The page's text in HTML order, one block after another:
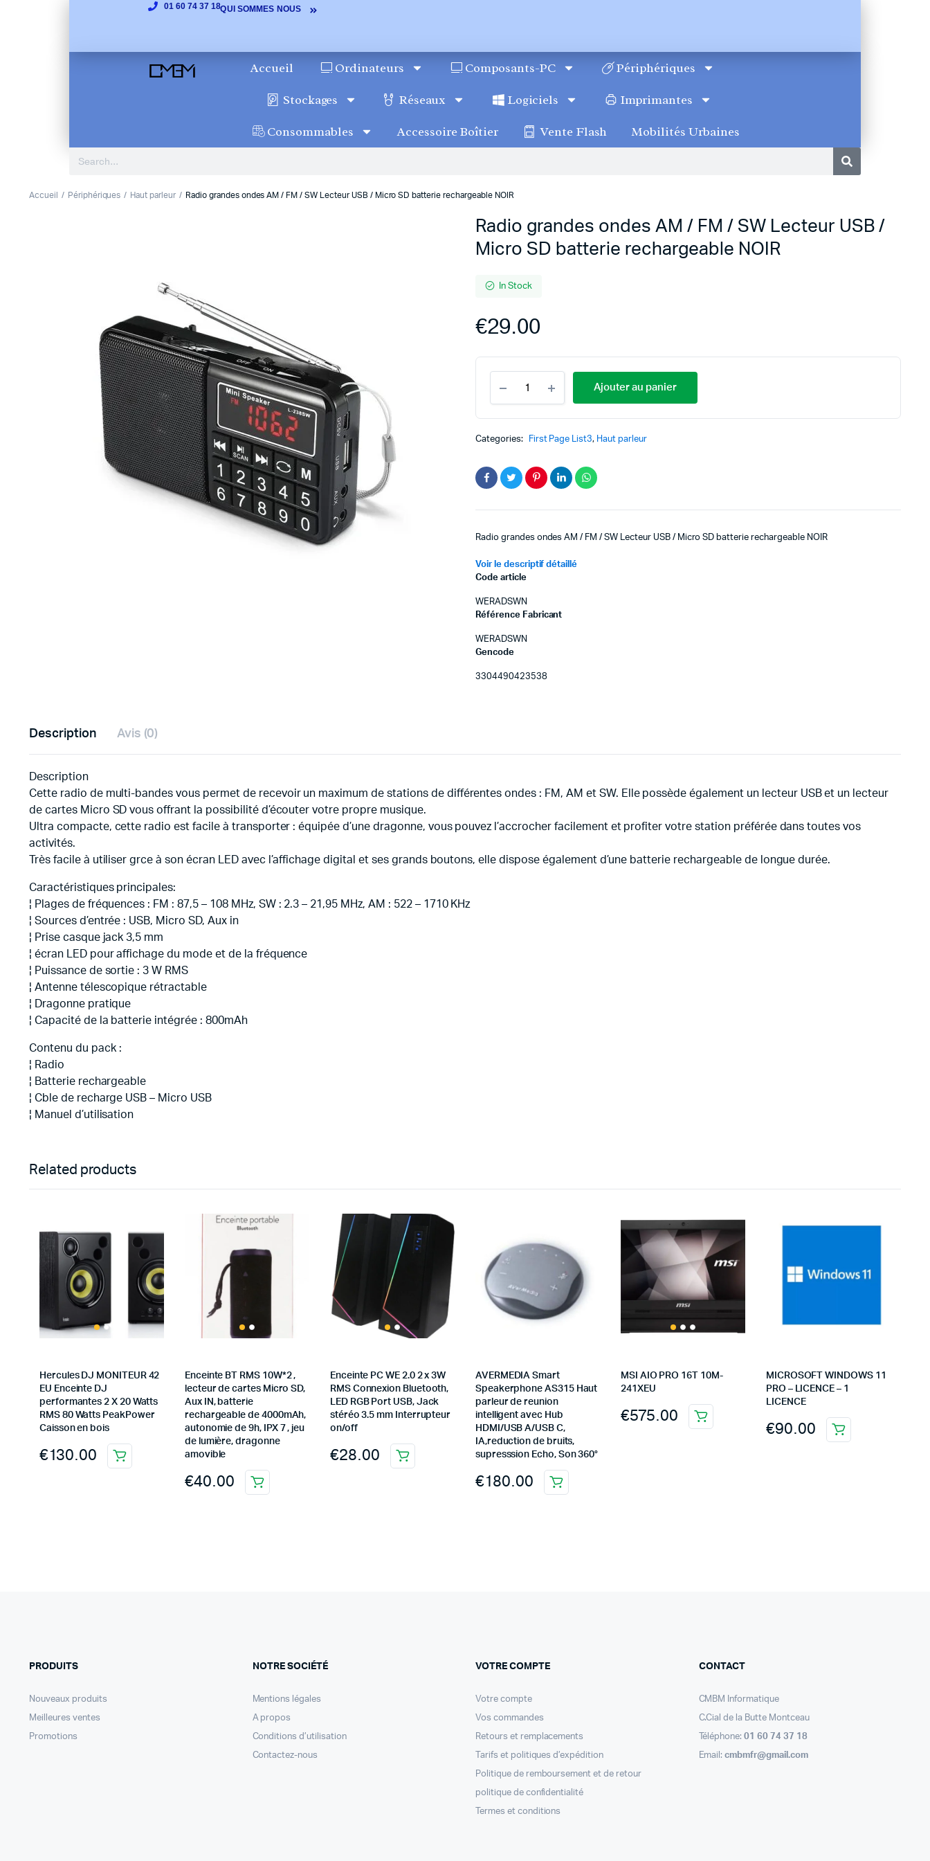
01 60 74 37 18QUI SOMMES NOUS
Accueil Ordinateurs Composants-PC Périphériques
Stockages Réseaux Logiciels Imprimantes
Consommables Accessoire Boîtier Vente Flash Mobilités Urbaines
Accueil Périphériques Haut parleur Radio grandes ondes AM / FM / SW Lecteur USB / Micro SD batterie rechargeable NOIR
Radio grandes ondes AM / FM / SW Lecteur USB /
Micro SD batterie rechargeable NOIR
In Stock
€29.00
Ajouter au panier
Categories: First Page List3, Haut parleur
Radio grandes ondes AM / FM / SW Lecteur USB / Micro SD batterie rechargeable NOIR
Voir le descriptif détaillé
Code article
WERADSWN
Référence Fabricant
WERADSWN
Gencode
3304490423538
Description Avis (0)
Description
Cette radio de multi-bandes vous permet de recevoir un maximum de stations de différentes ondes : FM, AM et SW. Elle possède également un lecteur USB et un lecteur
de cartes Micro SD vous offrant la possibilité d’écouter votre propre musique.
Ultra compacte, cette radio est facile à transporter : équipée d’une dragonne, vous pouvez l’accrocher facilement et profiter votre station préférée dans toutes vos
activités.
Très facile à utiliser grce à son écran LED avec l’affichage digital et ses grands boutons, elle dispose également d’une batterie rechargeable de longue durée.
Caractéristiques principales:
¦ Plages de fréquences : FM : 87,5 – 108 MHz, SW : 2.3 – 21,95 MHz, AM : 522 – 1710 KHz
¦ Sources d’entrée : USB, Micro SD, Aux in
¦ Prise casque jack 3,5 mm
¦ écran LED pour affichage du mode et de la fréquence
¦ Puissance de sortie : 3 W RMS
¦ Antenne télescopique rétractable
¦ Dragonne pratique
¦ Capacité de la batterie intégrée : 800mAh
Contenu du pack :
¦ Radio
¦ Batterie rechargeable
¦ Cble de recharge USB – Micro USB
¦ Manuel d’utilisation
Related products
Hercules DJ MONITEUR 42
EU Enceinte DJ
performantes 2 X 20 Watts
RMS 80 Watts PeakPower
Caisson en bois
€130.00
Enceinte BT RMS 10W*2 ,
lecteur de cartes Micro SD,
Aux IN, batterie
rechargeable de 4000mAh,
autonomie de 9h, IPX 7 , jeu
de lumière, dragonne
amovible
€40.00
Enceinte PC WE 2.0 2 x 3W
RMS Connexion Bluetooth,
LED RGB Port USB, Jack
stéréo 3.5 mm Interrupteur
on/off
€28.00
AVERMEDIA Smart
Speakerphone AS315 Haut
parleur de reunion
intelligent avec Hub
HDMI/USB A/USB C,
IA,reduction de bruits,
supresssion Echo, Son 360°
€180.00
MSI AIO PRO 16T 10M-
241XEU
€575.00
MICROSOFT WINDOWS 11
PRO – LICENCE – 1
LICENCE
€90.00
PRODUITS
Nouveaux produits
Meilleures ventes
Promotions
NOTRE SOCIÉTÉ
Mentions légales
A propos
Conditions d’utilisation
Contactez-nous
VOTRE COMPTE
Votre compte
Vos commandes
Retours et remplacements
Tarifs et politiques d’expédition
Politique de remboursement et de retour
politique de confidentialité
Termes et conditions
CONTACT
CMBM Informatique
C.Cial de la Butte Montceau
Téléphone:01 60 74 37 18
Email:cmbmfr@gmail.com